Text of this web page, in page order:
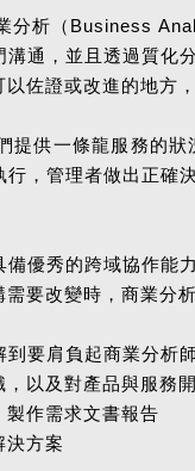
分析（Business
通，並且透過質化
佐證或改進的地方
提供一條龍服務的
，管理者做出正確
備優秀的跨域協作能
要改變時，商業分
要肩負起商業分析
，以及對產品與服務
製作需求文書報告
決方案